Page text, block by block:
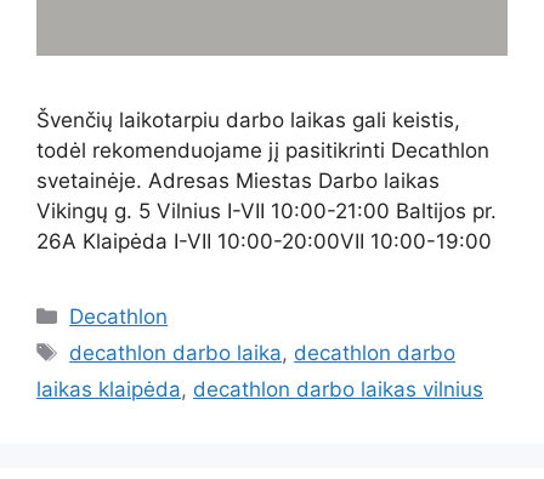
Švenčių laikotarpiu darbo laikas gali keistis,
todėl rekomenduojame jį pasitikrinti Decathlon
svetainėje. Adresas Miestas Darbo laikas
Vikingų g. 5 Vilnius I-VII 10:00-21:00 Baltijos pr.
26A Klaipėda I-VII 10:00-20:00VII 10:00-19:00
Decathlon
decathlon darbo laika, decathlon darbo
laikas klaipėda, decathlon darbo laikas vilnius